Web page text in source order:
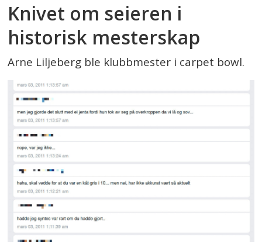
Knivet om seieren i
historisk mesterskap
Arne Liljeberg ble klubbmester i carpet bowl.